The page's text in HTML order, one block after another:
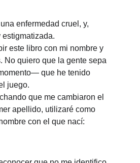
enfermedad cruel, y,
estigmatizada.
este libro con mi nombre y
No quiero que la gente sepa
que he tenido
juego.
que me cambiaron el
apellido, utilizaré como
con el que nací: